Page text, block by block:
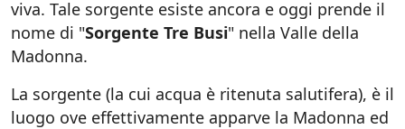
viva. Tale sorgente esiste ancora e oggi prende il
nome di "Sorgente Tre Busi" nella Valle della
Madonna.
La sorgente (la cui acqua è ritenuta salutifera), è il
luogo ove effettivamente apparve la Madonna ed